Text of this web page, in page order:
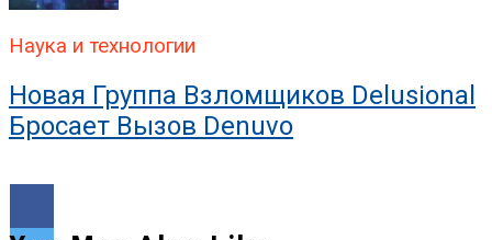
Наука и технологии
Новая Группа Взломщиков Delusional
Бросает Вызов Denuvo